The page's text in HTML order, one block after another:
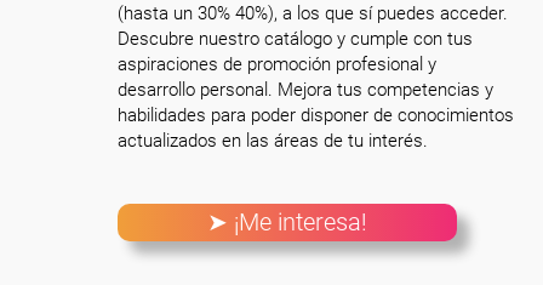
(hasta un 30% 40%), a los que sí puedes acceder.
Descubre nuestro catálogo y cumple con tus
aspiraciones de promoción profesional y
desarrollo personal. Mejora tus competencias y
habilidades para poder disponer de conocimientos
actualizados en las áreas de tu interés.
➤ ¡Me interesa!